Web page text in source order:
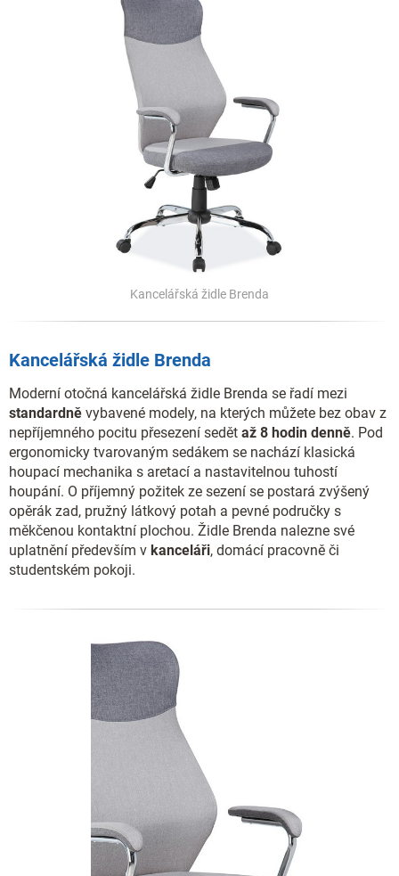
Kancelářská židle Brenda
Kancelářská židle Brenda
Moderní otočná kancelářská židle Brenda se řadí mezi
standardně vybavené modely, na kterých můžete bez obav z
nepříjemného pocitu přesezení sedět až 8 hodin denně. Pod
ergonomicky tvarovaným sedákem se nachází klasická
houpací mechanika s aretací a nastavitelnou tuhostí
houpání. O příjemný požitek ze sezení se postará zvýšený
opěrák zad, pružný látkový potah a pevné područky s
měkčenou kontaktní plochou. Židle Brenda nalezne své
uplatnění především v kanceláři, domácí pracovně či
studentském pokoji.